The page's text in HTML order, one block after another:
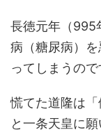
長徳元年（995
病（糖尿病）
ってしまうので
慌てた道隆は「
と一条天皇に